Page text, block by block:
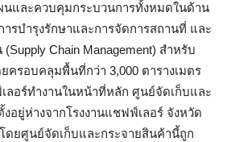
นและควบคุมกระบวนการทั้งหมดในด้าน
รบำรุงรักษาและการจัดการสถานที่ และ
Chain Management) สำหรับ
ครอบคลุมพื้นที่กว่า 3,000 ตารางเมตร
อร์ทำงานในหน้าที่หลัก ศูนย์จัดเก็บและ
อยู่ห่างจากโรงงานแชฟฟ์เลอร์ จังหวัด
ดยศูนย์จัดเก็บและกระจายสินค้านี้ถูก